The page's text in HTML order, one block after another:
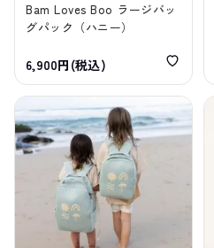
Bam Loves Boo ラージバッ
グパック（ハニー）
6,900円(税込)